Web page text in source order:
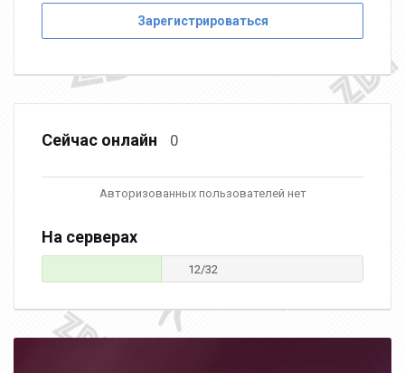
Зарегистрироваться
Сейчас онлайн 0
Авторизованных пользователей нет
На серверах
12/32